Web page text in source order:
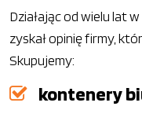
Działając od wielu lat
zyskał opinię firmy,
Skupujemy:
kontenery